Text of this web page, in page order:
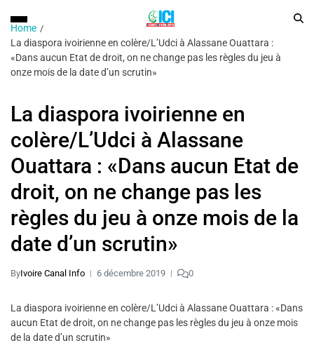
Home
La diaspora ivoirienne en colère/L’Udci à Alassane Ouattara :
«Dans aucun Etat de droit, on ne change pas les règles du jeu à
onze mois de la date d’un scrutin»
La diaspora ivoirienne en
colère/L’Udci à Alassane
Ouattara : «Dans aucun Etat de
droit, on ne change pas les
règles du jeu à onze mois de la
date d’un scrutin»
ByIvoire Canal Info 6 décembre 2019 0
La diaspora ivoirienne en colère/L’Udci à Alassane Ouattara : «Dans
aucun Etat de droit, on ne change pas les règles du jeu à onze mois
de la date d’un scrutin»